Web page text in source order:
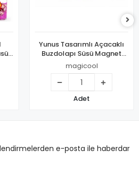
Yunus Tasarımlı Açacaklı
Buzdolapı Süsü Magnet
Alk5332
magicool
Adet
e-posta ile haberdar